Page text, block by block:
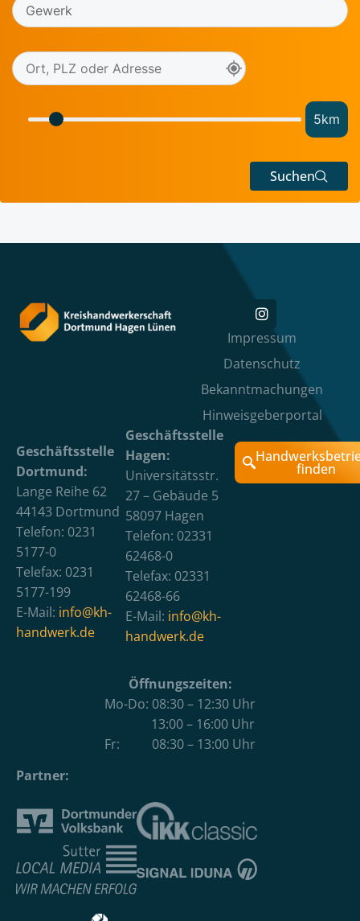
5km
Suchen
Impressum
Datenschutz
Bekanntmachungen
Hinweisgeberportal
Geschäftsstelle
Dortmund:
Lange Reihe 62
44143 Dortmund
Telefon: 0231
5177-0
Telefax: 0231
5177-199
E-Mail: info@kh-
handwerk.de
Geschäftsstelle
Hagen:
Universitätsstr.
27 – Gebäude 5
58097 Hagen
Telefon: 02331
62468-0
Telefax: 02331
62468-66
E-Mail: info@kh-
handwerk.de
finden
Öffnungszeiten:
Mo-Do: 08:30 – 12:30 Uhr
13:00 – 16:00 Uhr
Fr: 08:30 – 13:00 Uhr
Partner: